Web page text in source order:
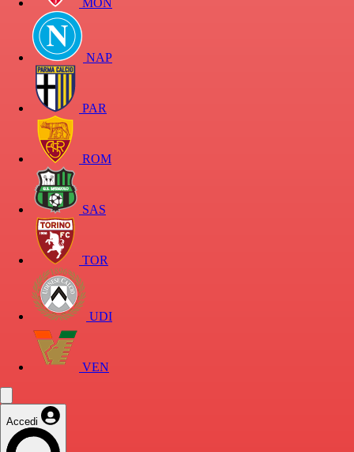
MON
NAP
PAR
ROM
SAS
TOR
UDI
VEN
Accedi